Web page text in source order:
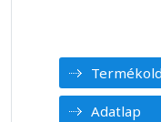
Adatlap